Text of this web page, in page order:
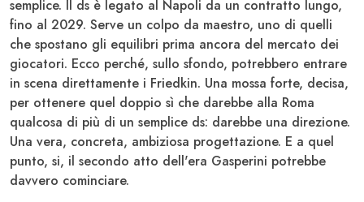
semplice. Il ds è legato al Napoli da un contratto lungo,
fino al 2029. Serve un colpo da maestro, uno di quelli
che spostano gli equilibri prima ancora del mercato dei
giocatori. Ecco perché, sullo sfondo, potrebbero entrare
in scena direttamente i Friedkin. Una mossa forte, decisa,
per ottenere quel doppio sì che darebbe alla Roma
qualcosa di più di un semplice ds: darebbe una direzione.
Una vera, concreta, ambiziosa progettazione. E a quel
punto, si, il secondo atto dell'era Gasperini potrebbe
davvero cominciare.